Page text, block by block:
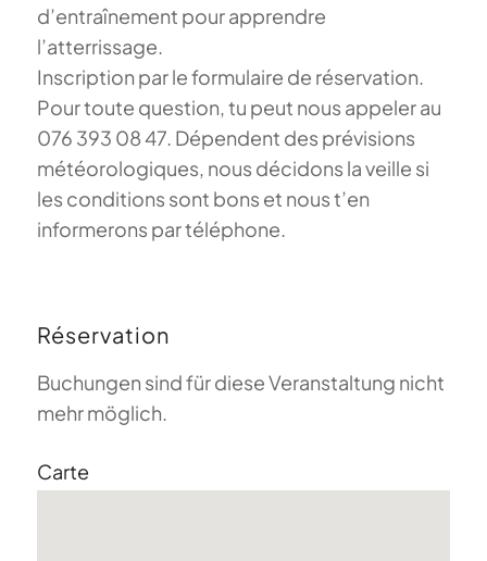
d’entraînement pour apprendre
l’atterrissage.
Inscription par le formulaire de réservation.
Pour toute question, tu peut nous appeler au
076 393 08 47. Dépendent des prévisions
météorologiques, nous décidons la veille si
les conditions sont bons et nous t’en
informerons par téléphone.
Réservation
Buchungen sind für diese Veranstaltung nicht
mehr möglich.
Carte